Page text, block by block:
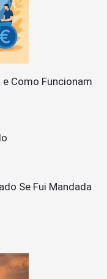
e Como Funcionam
Se Fui Mandada